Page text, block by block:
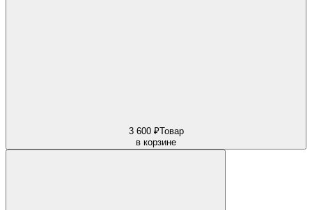
3 600 ₽Товар
в корзине